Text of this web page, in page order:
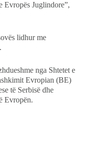
Evropës Juglindore”,
lidhur me
nga Shtetet e
Evropian (BE)
të Serbisë dhe
Evropën.